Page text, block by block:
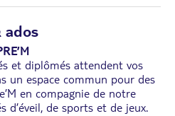
ados
et diplômés attendent vos
un espace commun pour des
en compagnie de notre
d’éveil, de sports et de jeux.